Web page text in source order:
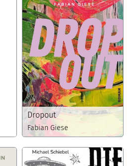
Dropout
Fabian Giese